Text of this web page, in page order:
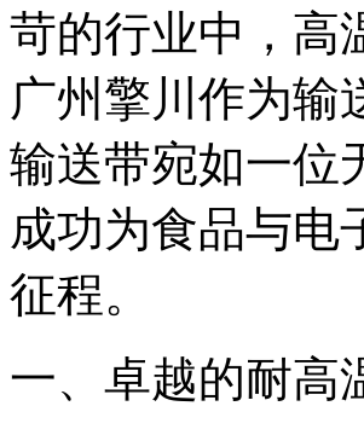
苛的行业中，高
广州擎川作为输
输送带宛如一位
成功为食品与电
征程。
一、卓越的耐高